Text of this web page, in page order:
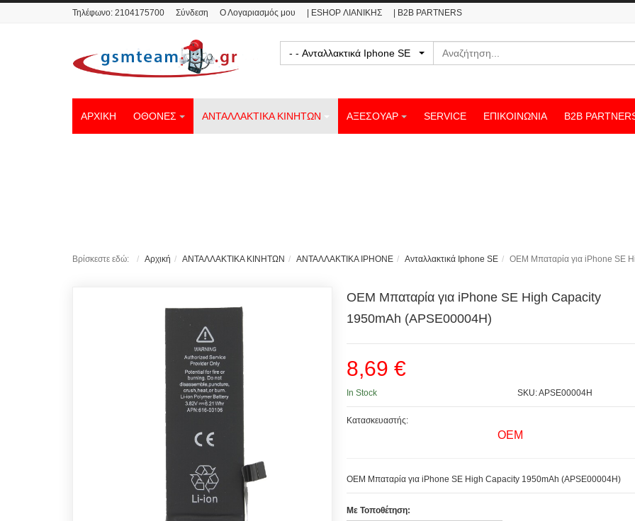
Τηλέφωνο: 2104175700 Σύνδεση Ο Λογαριασμός μου | ESHOP ΛΙΑΝΙΚΗΣ | B2B PARTNERS
- - Ανταλλακτικά Iphone SE
ΑΡΧΙΚΗ ΟΘΟΝΕΣ ΑΝΤΑΛΛΑΚΤΙΚΑ ΚΙΝΗΤΩΝ ΑΞΕΣΟΥΑΡ SERVICE ΕΠΙΚΟΙΝΩΝΊΑ B2B
Βρίσκεστε εδώ: Αρχική ΑΝΤΑΛΛΑΚΤΙΚΑ ΚΙΝΗΤΩΝ ΑΝΤΑΛΛΑΚΤΙΚΑ IPHONE Ανταλλακτικά Iphone SE OEM Μπαταρία για iPhone SE
OEM Μπαταρία για iPhone SE High Capacity
1950mAh (APSE00004H)
8,69 €
In Stock SKU: APSE00004H
Κατασκευαστής:
OEM
OEM Μπαταρία για iPhone SE High Capacity 1950mAh (APSE00004H)
Με Τοποθέτηση: